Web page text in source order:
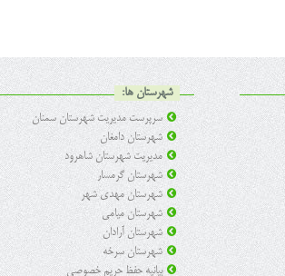
شهرستان ها:
سرپرست مدیریت شهرستان سمنان
شهرستان دامغان
مدیریت شهرستان شاهرود
شهرستان گرمسار
شهرستان مهدی شهر
شهرستان میامی
شهرستان آرادان
شهرستان سرخه
بیانیه حفظ حریم خصوصی